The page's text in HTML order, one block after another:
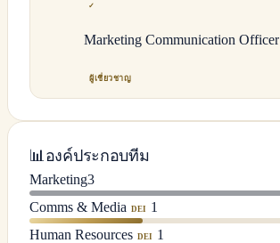
✓
Marketing Communication Officer
ผู้เชี่ยวชาญ
📊 องค์ประกอบทีม
Marketing3
Comms & Media DEI
1
Human Resources DEI
1